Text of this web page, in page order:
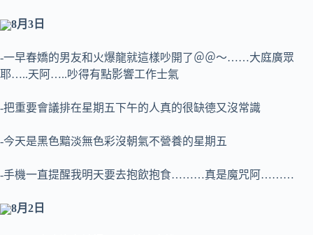
8月3日
-一早春嬌的男友和火爆龍就這樣吵開了＠＠～……大庭廣眾
耶…..天阿…..吵得有點影響工作士氣
-把重要會議排在星期五下午的人真的很缺德又沒常識
-今天是黑色黯淡無色彩沒朝氣不營養的星期五
-手機一直提醒我明天要去抱飲抱食………真是魔咒阿………
8月2日